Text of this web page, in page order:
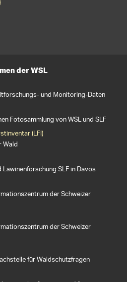
der WSL
und Monitoring-Daten
Fotosammlung von WSL und SLF
(LFI)
Wald
SLF in Davos
der Schweizer
der Schweizer
für Waldschutzfragen